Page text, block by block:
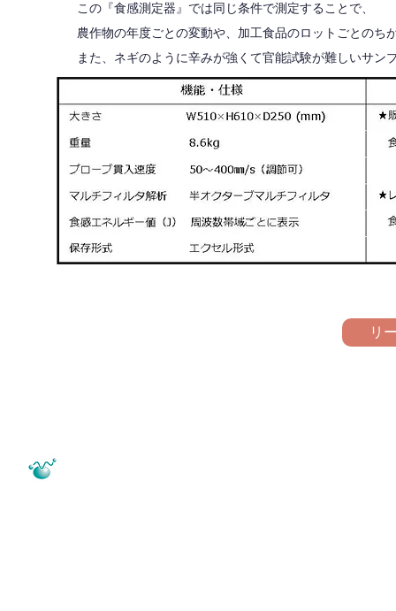
この『食感測定器』では同じ条件で測定することで、
農作物の年度ごとの変動や、加工食品のロットごとのち
また、ネギのように辛みが強くて官能試験が難しいサン
リ